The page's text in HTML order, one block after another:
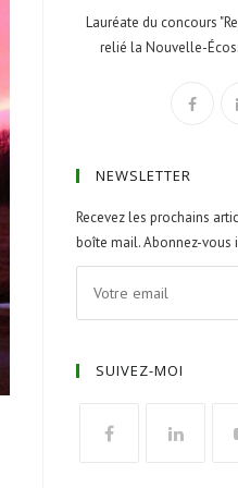
Lauréate du concours
relié la Nouvelle-
NEWSLETTER
Recevez les prochains
boîte mail. Abonnez-vous
SUIVEZ-MOI